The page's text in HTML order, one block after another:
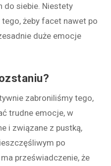
do siebie. Niestety
żeby facet nawet po
duże emocje
zabroniliśmy tego,
trudne emocje, w
i związane z pustką,
po
przeświadczenie, że